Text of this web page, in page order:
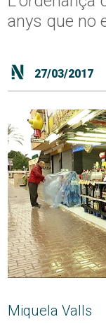
anys que no
27/03/2017
Miquela Valls